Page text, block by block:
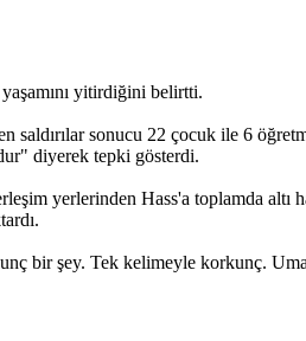
yitirdiğini belirtti.
sonucu 22 çocuk ile 6
diyerek tepki gösterdi.
yerlerinden Hass'a toplamda altı
bir şey. Tek kelimeyle korkunç.